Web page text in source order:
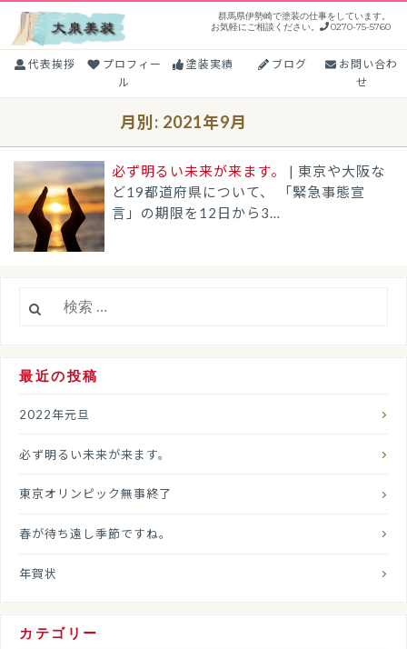
ツ
ス
ッ
プ
群馬県伊勢崎で塗装の仕事をしています。
お気軽にご相談ください。
0270-75-5760
代表挨拶
プロフィー
ル
塗装実績 ブログ
お問い合わ
せ
月別: 2021年9月
必ず明るい未来が来ます。 | 東京や大阪な
ど19都道府県について、 「緊急事態宣
言」の期限を12日から3…
索:
最近の投稿
2022年元旦
必ず明るい未来が来ます。
東京オリンピック無事終了
春が待ち遠し季節ですね。
年賀状
カテゴリー